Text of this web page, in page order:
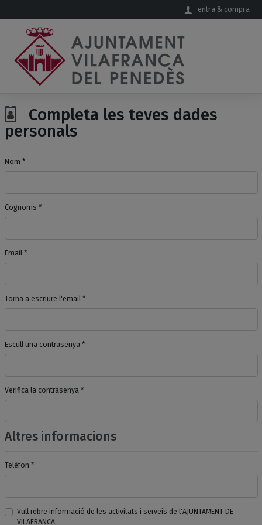
entra & compra
Completa les teves dades
personals
Nom *
Cognoms *
Email *
Torna a escriure l'email *
Escull una contrasenya *
Verifica la contrasenya *
Altres informacions
Telèfon *
Vull rebre informació de les activitats i serveis de l'AJUNTAMENT DE
VILAFRANCA.